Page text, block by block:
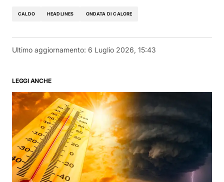
CALDO HEADLINES ONDATA DI CALORE
Ultimo aggiornamento: 6 Luglio 2026, 15:43
LEGGI ANCHE